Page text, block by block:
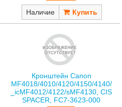
Наличие
Кронштейн Canon
MF4018/4010/4120/4150/4140/
_icMF4012/4122/sMF4130, CIS
SPACER, FC7-3623-000